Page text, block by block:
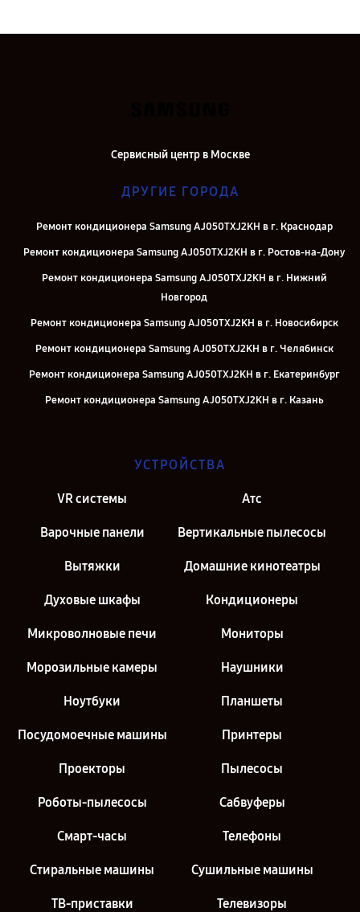
Сервисный центр в Москве
ДРУГИЕ ГОРОДА
Ремонт кондиционера Samsung AJ050TXJ2KH в г. Краснодар
Ремонт кондиционера Samsung AJ050TXJ2KH в г. Ростов-на-Дону
Ремонт кондиционера Samsung AJ050TXJ2KH в г. Нижний
Новгород
Ремонт кондиционера Samsung AJ050TXJ2KH в г. Новосибирск
Ремонт кондиционера Samsung AJ050TXJ2KH в г. Челябинск
Ремонт кондиционера Samsung AJ050TXJ2KH в г. Екатеринбург
Ремонт кондиционера Samsung AJ050TXJ2KH в г. Казань
УСТРОЙСТВА
VR системы Атс
Варочные панели Вертикальные пылесосы
Вытяжки Домашние кинотеатры
Духовые шкафы Кондиционеры
Микроволновые печи Мониторы
Морозильные камеры Наушники
Ноутбуки Планшеты
Посудомоечные машины Принтеры
Проекторы Пылесосы
Роботы-пылесосы Сабвуферы
Смарт-часы Телефоны
Стиральные машины Сушильные машины
ТВ-приставки Телевизоры